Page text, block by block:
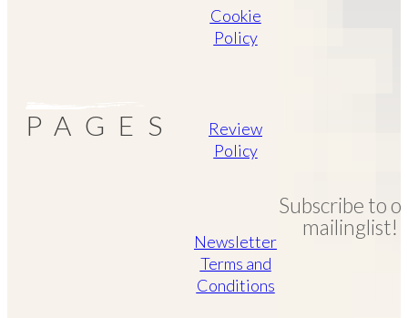
PAGES
Cookie
Policy
Review
Policy
Newsletter
Terms and
Conditions
Subscribe to
mailinglist!